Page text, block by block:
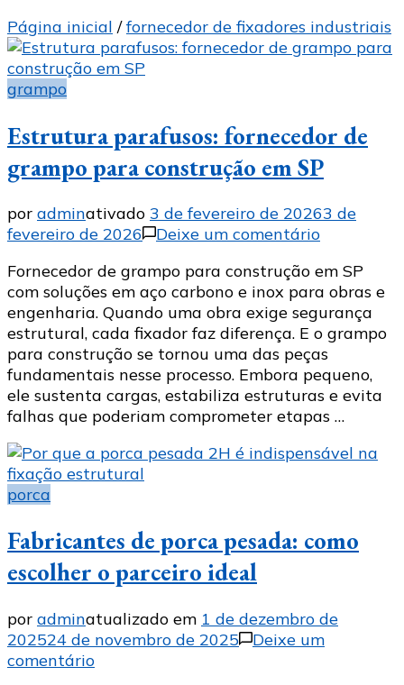
Página inicial / fornecedor de fixadores industriais
grampo
Estrutura parafusos: fornecedor de
grampo para construção em SP
por adminativado 3 de fevereiro de 20263 de
fevereiro de 2026
Deixe um comentárioem
parafusos:
fornecedor
de
grampo
para
construção
em
SP
Fornecedor de grampo para construção em SP
com soluções em aço carbono e inox para obras e
engenharia. Quando uma obra exige segurança
estrutural, cada fixador faz diferença. E o grampo
para construção se tornou uma das peças
fundamentais nesse processo. Embora pequeno,
ele sustenta cargas, estabiliza estruturas e evita
falhas que poderiam comprometer etapas …
porca
Fabricantes de porca pesada: como
escolher o parceiro ideal
por adminatualizado em 1 de dezembro de
202524 de novembro de 2025
Deixe um
comentárioem